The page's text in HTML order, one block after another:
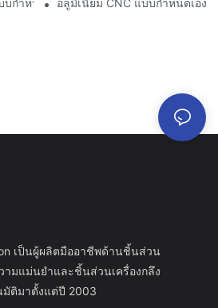
กำหนดเอง: การสำรวจนวัตกรรมอุตสาหก
อลูมิเนียม CNC แบบกำหนดเอง
เป็นผู้ผลิตมืออาชีพด้านชิ้นส่วน
ามแม่นยำและชิ้นส่วนเครื่องกลึง
มัติมาตั้งแต่ปี 2003